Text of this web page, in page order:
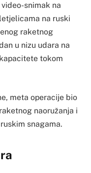
snimak na
na ruski
raketnog
u nizu udara na
tokom
meta operacije bio
naoružanja i
snagama.